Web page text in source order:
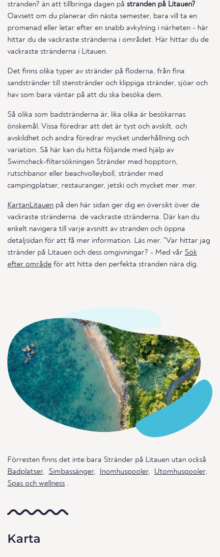
stranden? än att tillbringa dagen på stranden på Litauen?
Oavsett om du planerar din nästa semester, bara vill ta en
promenad eller letar efter en snabb avkylning i närheten - här
hittar du de vackraste stränderna i området. Här hittar du de
vackraste stränderna i Litauen.
Det finns olika typer av stränder på floderna, från fina
sandstränder till stenstränder och klippiga stränder, sjöar och
hav som bara väntar på att du ska besöka dem.
Så olika som badstränderna är, lika olika är besökarnas
önskemål. Vissa föredrar att det är tyst och avskilt. och
avskildhet och andra föredrar mycket underhållning och
variation. Så här kan du hitta följande med hjälp av
Swimcheck-filtersökningen Stränder med hopptorn,
rutschbanor eller beachvolleyboll, stränder med
campingplatser, restauranger, jetski och mycket mer. mer.
KartanLitauen på den här sidan ger dig en översikt över de
vackraste stränderna. de vackraste stränderna. Där kan du
enkelt navigera till varje avsnitt av stranden och öppna
detaljsidan för att få mer information. Läs mer. "Var hittar jag
stränder på Litauen och dess omgivningar? - Med vår Sök
efter område för att hitta den perfekta stranden nära dig.
Förresten finns det inte bara Stränder på Litauen utan också
Badplatser, Simbassänger, Inomhuspooler, Utomhuspooler,
Spas och wellness .
Karta